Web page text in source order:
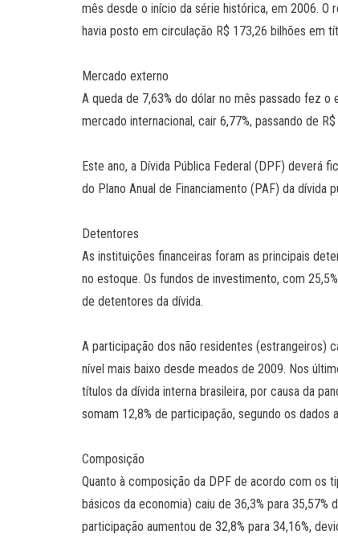
mês desde o início da série histórica, em 2006. O
havia posto em circulação R$ 173,26 bilhões em
Mercado externo
A queda de 7,63% do dólar no mês passado fez
mercado internacional, cair 6,77%, passando de
Este ano, a Dívida Pública Federal (DPF) deverá
do Plano Anual de Financiamento (PAF) da dívida
Detentores
As instituições financeiras foram as principais
no estoque. Os fundos de investimento, com
de detentores da dívida.
A participação dos não residentes (estrangeiros)
nível mais baixo desde meados de 2009. Nos
títulos da dívida interna brasileira, por causa da
somam 12,8% de participação, segundo os dados
Composição
Quanto à composição da DPF de acordo com os
básicos da economia) caiu de 36,3% para
participação aumentou de 32,8% para 34,16%,